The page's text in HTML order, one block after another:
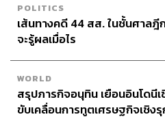
POLITICS
เส้นทางคดี 44 สส. ในชั้นศาลฎี
จะรู้ผลเมื่อไร
WORLD
สรุปภารกิจอนุทิน เยือนอินโดนีเ
ขับเคลื่อนการทูตเศรษฐกิจเชิง